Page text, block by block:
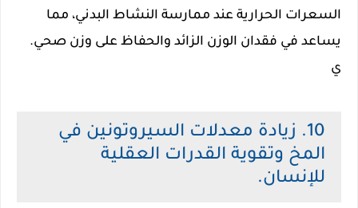
السعرات الحرارية عند ممارسة النشاط البدني، مما
يساعد في فقدان الوزن الزائد والحفاظ على وزن صحي.
ي
10. زيادة معدلات السيروتونين في
المخ وتقوية القدرات العقلية
للإنسان.